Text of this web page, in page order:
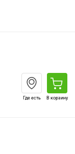
Где есть В корзину